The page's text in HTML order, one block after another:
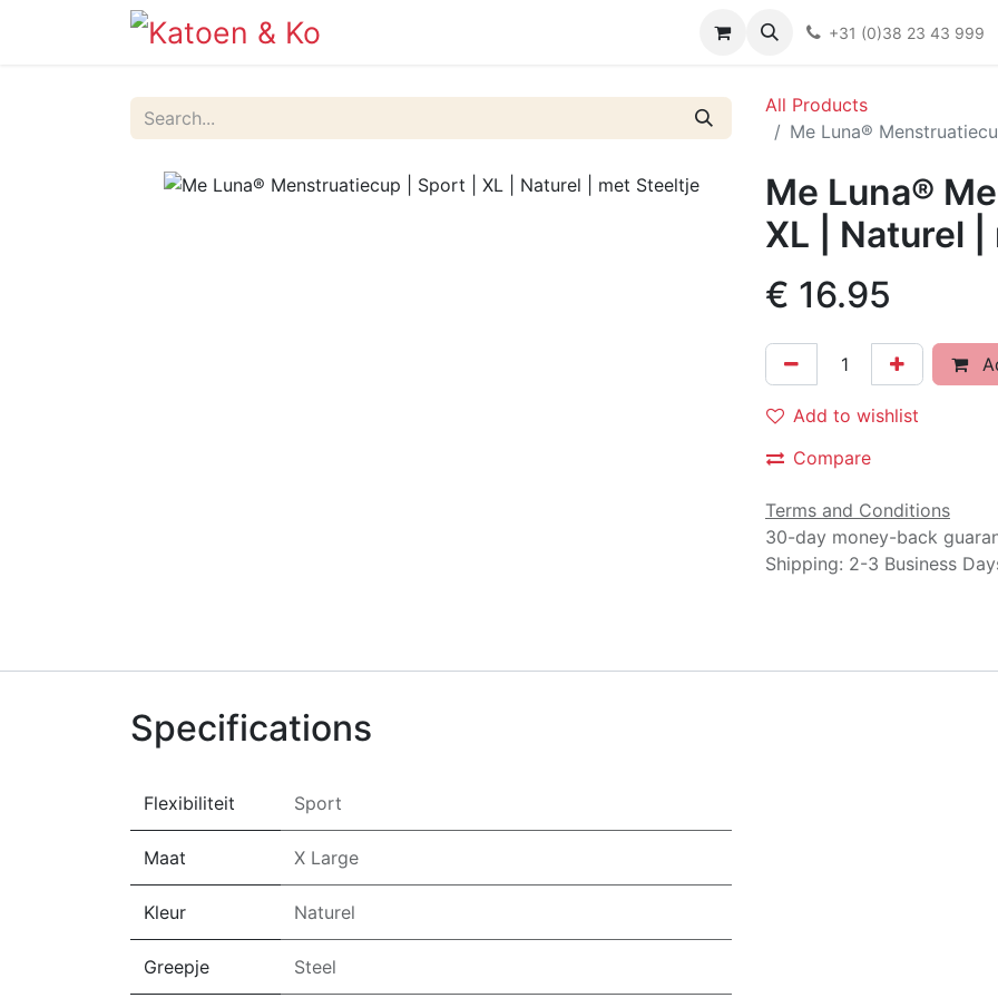
Kieswijzer nacht- en kraamverband
+31 (0)38 23 43 999
All Products
Me Luna®
Me Luna®
XL | Naturel
€ 16.95
Add to wishlist
Compare
Terms and Conditions
30-day money-back
Shipping: 2-3 Business
Specifications
Flexibiliteit Sport
Maat X Large
Kleur Naturel
Greepje Steel